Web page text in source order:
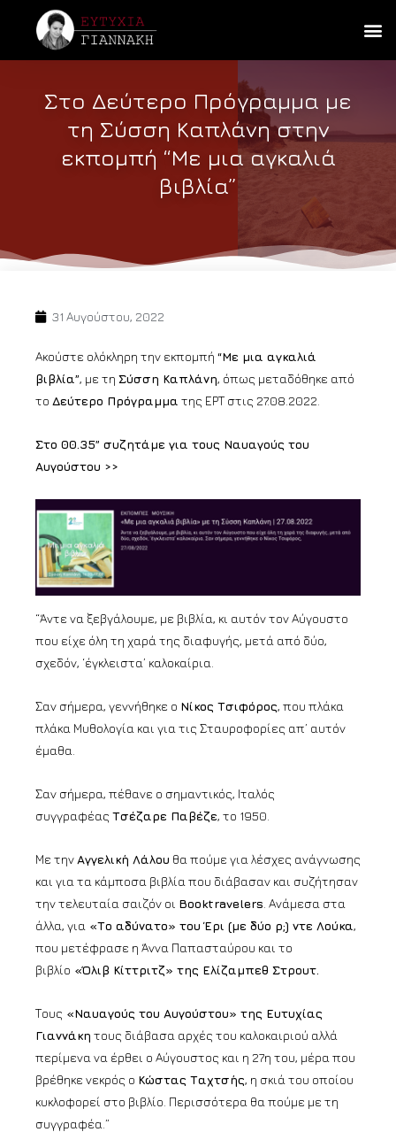
Στο Δεύτερο Πρόγραμμα με
τη Σύσση Καπλάνη στην
εκπομπή “Με μια αγκαλιά
βιβλία”
31 Αυγούστου, 2022
Ακούστε ολόκληρη την εκπομπή “Με μια αγκαλιά
βιβλία”, με τη Σύσση Καπλάνη, όπως μεταδόθηκε από
το Δεύτερο Πρόγραμμα της ΕΡΤ στις 27.08.2022.
Στο 00.35” συζητάμε για τους Ναυαγούς του
Αυγούστου >>
“Άντε να ξεβγάλουμε, με βιβλία, κι αυτόν τον Αύγουστο
που είχε όλη τη χαρά της διαφυγής, μετά από δύο,
σχεδόν, ‘έγκλειστα’ καλοκαίρια.
Σαν σήμερα, γεννήθηκε ο Νίκος Τσιφόρος, που πλάκα
πλάκα Μυθολογία και για τις Σταυροφορίες απ’ αυτόν
έμαθα.
Σαν σήμερα, πέθανε ο σημαντικός, Ιταλός
συγγραφέας Τσέζαρε Παβέζε, το 1950.
Με την Αγγελική Λάλου θα πούμε για λέσχες ανάγνωσης
και για τα κάμποσα βιβλία που διάβασαν και συζήτησαν
την τελευταία σαιζόν οι Booktravelers . Ανάμεσα στα
άλλα, για «Το αδύνατο» του Έρι (με δύο ρ;) ντε Λούκα,
που μετέφρασε η Άννα Παπασταύρου και το
βιβλίο «Όλιβ Κίττριτζ» της Ελίζαμπεθ Στρουτ.
Τους «Ναυαγούς του Αυγούστου» της Ευτυχίας
Γιαννάκη τους διάβασα αρχές του καλοκαιριού αλλά
περίμενα να έρθει ο Αύγουστος και η 27η του, μέρα που
βρέθηκε νεκρός ο Κώστας Ταχτσής, η σκιά του οποίου
κυκλοφορεί στο βιβλίο. Περισσότερα θα πούμε με τη
συγγραφέα.”